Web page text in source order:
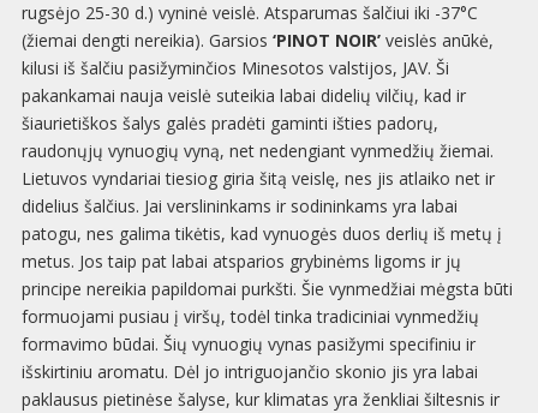
rugsėjo 25-30 d.) vyninė veislė. Atsparumas šalčiui iki -37°C
(žiemai dengti nereikia). Garsios ‘PINOT NOIR’ veislės anūkė,
kilusi iš šalčiu pasižyminčios Minesotos valstijos, JAV. Ši
pakankamai nauja veislė suteikia labai didelių vilčių, kad ir
šiaurietiškos šalys galės pradėti gaminti išties padorų,
raudonųjų vynuogių vyną, net nedengiant vynmedžių žiemai.
Lietuvos vyndariai tiesiog giria šitą veislę, nes jis atlaiko net ir
didelius šalčius. Jai verslininkams ir sodininkams yra labai
patogu, nes galima tikėtis, kad vynuogės duos derlių iš metų į
metus. Jos taip pat labai atsparios grybinėms ligoms ir jų
principe nereikia papildomai purkšti. Šie vynmedžiai mėgsta būti
formuojami pusiau į viršų, todėl tinka tradiciniai vynmedžių
formavimo būdai. Šių vynuogių vynas pasižymi specifiniu ir
išskirtiniu aromatu. Dėl jo intriguojančio skonio jis yra labai
paklausus pietinėse šalyse, kur klimatas yra ženkliai šiltesnis ir